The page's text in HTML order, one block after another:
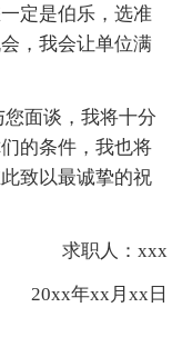
定是伯乐，选准
，我会让单位满
面谈，我将十分
的条件，我也将
致以最诚挚的祝
求职人：xxx
20xx年xx月xx日